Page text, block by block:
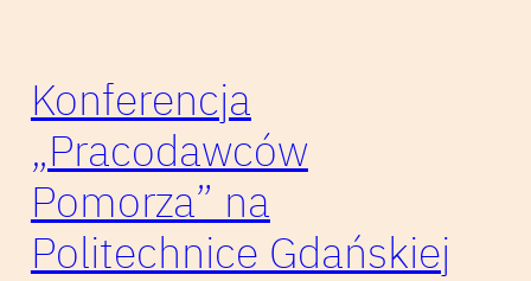
Konferencja
„Pracodawców
Pomorza” na
Politechnice Gdańskiej